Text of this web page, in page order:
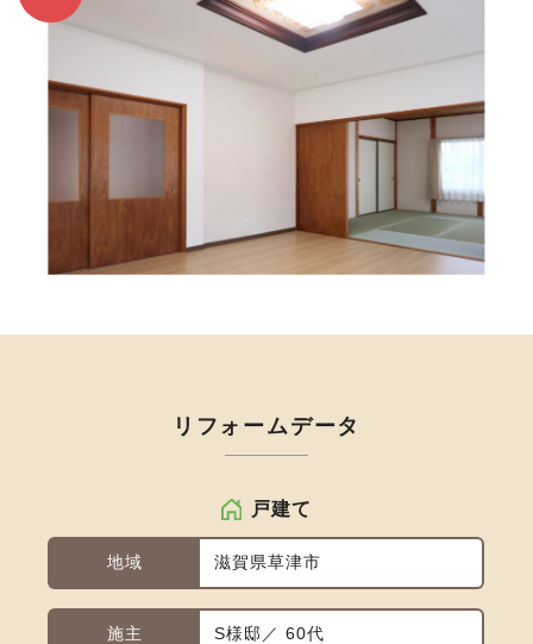
リフォームデータ
戸建て
地域 滋賀県草津市
施主 S様邸／ 60代